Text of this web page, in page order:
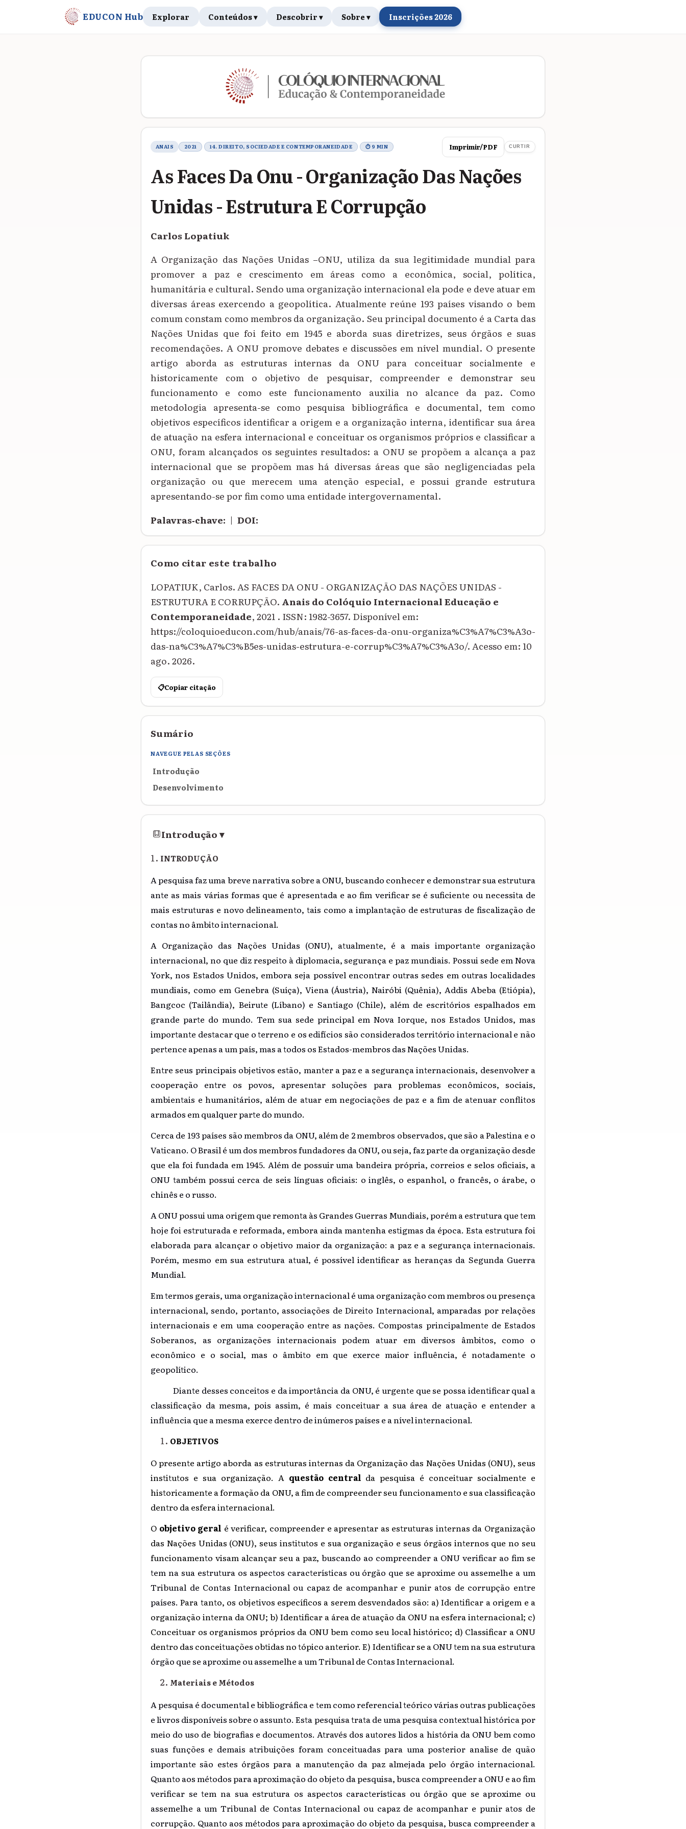
EDUCON Hub Explorar Conteúdos ▾ Descobrir ▾ Sobre ▾ Inscrições 2026
ANAIS 2021 14. DIREITO, SOCIEDADE E CONTEMPORANEIDADE ⏱ 9 MIN Imprimir/PDF CURTIR
As Faces Da Onu - Organização Das Nações
Unidas - Estrutura E Corrupção
Carlos Lopatiuk
A Organização das Nações Unidas –ONU, utiliza da sua legitimidade mundial para
promover a paz e crescimento em áreas como a econômica, social, política,
humanitária e cultural. Sendo uma organização internacional ela pode e deve atuar em
diversas áreas exercendo a geopolítica. Atualmente reúne 193 países visando o bem
comum constam como membros da organização. Seu principal documento é a Carta das
Nações Unidas que foi feito em 1945 e aborda suas diretrizes, seus órgãos e suas
recomendações. A ONU promove debates e discussões em nível mundial. O presente
artigo aborda as estruturas internas da ONU para conceituar socialmente e
historicamente com o objetivo de pesquisar, compreender e demonstrar seu
funcionamento e como este funcionamento auxilia no alcance da paz. Como
metodologia apresenta-se como pesquisa bibliográfica e documental, tem como
objetivos específicos identificar a origem e a organização interna, identificar sua área
de atuação na esfera internacional e conceituar os organismos próprios e classificar a
ONU, foram alcançados os seguintes resultados: a ONU se propõem a alcança a paz
internacional que se propõem mas há diversas áreas que são negligenciadas pela
organização ou que merecem uma atenção especial, e possui grande estrutura
apresentando-se por fim como uma entidade intergovernamental.
Palavras‑chave: | DOI:
Como citar este trabalho
LOPATIUK, Carlos. AS FACES DA ONU - ORGANIZAÇÃO DAS NAÇÕES UNIDAS -
ESTRUTURA E CORRUPÇÃO. Anais do Colóquio Internacional Educação e
Contemporaneidade, 2021 . ISSN: 1982-3657. Disponível em:
https://coloquioeducon.com/hub/anais/76-as-faces-da-onu-organiza%C3%A7%C3%A3o-
das-na%C3%A7%C3%B5es-unidas-estrutura-e-corrup%C3%A7%C3%A3o/. Acesso em: 10
ago. 2026.
📋Copiar citação
Sumário
NAVEGUE PELAS SEÇÕES
Introdução
Desenvolvimento
Introdução▾
INTRODUÇÃO
A pesquisa faz uma breve narrativa sobre a ONU, buscando conhecer e demonstrar sua estrutura
ante as mais várias formas que é apresentada e ao fim verificar se é suficiente ou necessita de
mais estruturas e novo delineamento, tais como a implantação de estruturas de fiscalização de
contas no âmbito internacional.
A Organização das Nações Unidas (ONU), atualmente, é a mais importante organização
internacional, no que diz respeito à diplomacia, segurança e paz mundiais. Possui sede em Nova
York, nos Estados Unidos, embora seja possível encontrar outras sedes em outras localidades
mundiais, como em Genebra (Suíça), Viena (Áustria), Nairóbi (Quênia), Addis Abeba (Etiópia),
Bangcoc (Tailândia), Beirute (Líbano) e Santiago (Chile), além de escritórios espalhados em
grande parte do mundo. Tem sua sede principal em Nova Iorque, nos Estados Unidos, mas
importante destacar que o terreno e os edifícios são considerados território internacional e não
pertence apenas a um país, mas a todos os Estados-membros das Nações Unidas.
Entre seus principais objetivos estão, manter a paz e a segurança internacionais, desenvolver a
cooperação entre os povos, apresentar soluções para problemas econômicos, sociais,
ambientais e humanitários, além de atuar em negociações de paz e a fim de atenuar conflitos
armados em qualquer parte do mundo.
Cerca de 193 países são membros da ONU, além de 2 membros observados, que são a Palestina e o
Vaticano. O Brasil é um dos membros fundadores da ONU, ou seja, faz parte da organização desde
que ela foi fundada em 1945. Além de possuir uma bandeira própria, correios e selos oficiais, a
ONU também possui cerca de seis línguas oficiais: o inglês, o espanhol, o francês, o árabe, o
chinês e o russo.
A ONU possui uma origem que remonta às Grandes Guerras Mundiais, porém a estrutura que tem
hoje foi estruturada e reformada, embora ainda mantenha estigmas da época. Esta estrutura foi
elaborada para alcançar o objetivo maior da organização: a paz e a segurança internacionais.
Porém, mesmo em sua estrutura atual, é possível identificar as heranças da Segunda Guerra
Mundial.
Em termos gerais, uma organização internacional é uma organização com membros ou presença
internacional, sendo, portanto, associações de Direito Internacional, amparadas por relações
internacionais e em uma cooperação entre as nações. Compostas principalmente de Estados
Soberanos, as organizações internacionais podem atuar em diversos âmbitos, como o
econômico e o social, mas o âmbito em que exerce maior influência, é notadamente o
geopolítico.
Diante desses conceitos e da importância da ONU, é urgente que se possa identificar qual a
classificação da mesma, pois assim, é mais conceituar a sua área de atuação e entender a
influência que a mesma exerce dentro de inúmeros países e a nível internacional.
OBJETIVOS
O presente artigo aborda as estruturas internas da Organização das Nações Unidas (ONU), seus
institutos e sua organização. A questão central da pesquisa é conceituar socialmente e
historicamente a formação da ONU, a fim de compreender seu funcionamento e sua classificação
dentro da esfera internacional.
O objetivo geral é verificar, compreender e apresentar as estruturas internas da Organização
das Nações Unidas (ONU), seus institutos e sua organização e seus órgãos internos que no seu
funcionamento visam alcançar seu a paz, buscando ao compreender a ONU verificar ao fim se
tem na sua estrutura os aspectos características ou órgão que se aproxime ou assemelhe a um
Tribunal de Contas Internacional ou capaz de acompanhar e punir atos de corrupção entre
países.Para tanto, os objetivos específicos a serem desvendados são: a) Identificar a origem e a
organização interna da ONU; b) Identificar a área de atuação da ONU na esfera internacional; c)
Conceituar os organismos próprios da ONU bem como seu local histórico; d) Classificar a ONU
dentro das conceituações obtidas no tópico anterior. E) Identificar se aONU tem na sua estrutura
órgão que se aproxime ou assemelhe a um Tribunal de Contas Internacional.
Materiais e Métodos
A pesquisa é documental e bibliográfica e tem como referencial teórico várias outras publicações
e livros disponíveis sobre o assunto. Esta pesquisa trata de uma pesquisa contextual histórica por
meio do uso de biografias e documentos. Através dos autores lidos a história da ONU bem como
suas funções e demais atribuições foram conceituadas para uma posterior analise de quão
importante são estes órgãos para a manutenção da paz almejada pelo órgão internacional.
Quanto aos métodos para aproximação do objeto da pesquisa, busca compreender a ONU e ao fim
verificar se tem na sua estrutura os aspectos características ou órgão que se aproxime ou
assemelhe a um Tribunal de Contas Internacional ou capaz de acompanhar e punir atos de
corrupção. Quanto aos métodos para aproximação do objeto da pesquisa, busca compreender a